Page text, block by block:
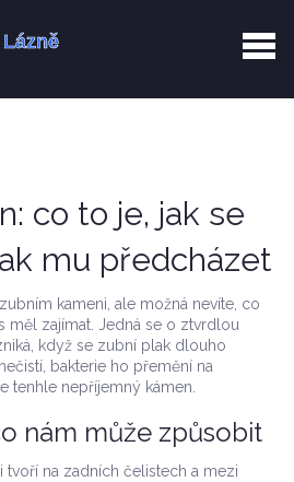
co to je, jak se
mu předcházet
kameni, ale možná nevíte, co
měl zajímat. Jedná se o ztvrdlou
když se zubní plak dlouho
bakterie ho přemění na
tenhle nepříjemný kámen.
nám může způsobit
tvoří na zadních čelistech a mezi